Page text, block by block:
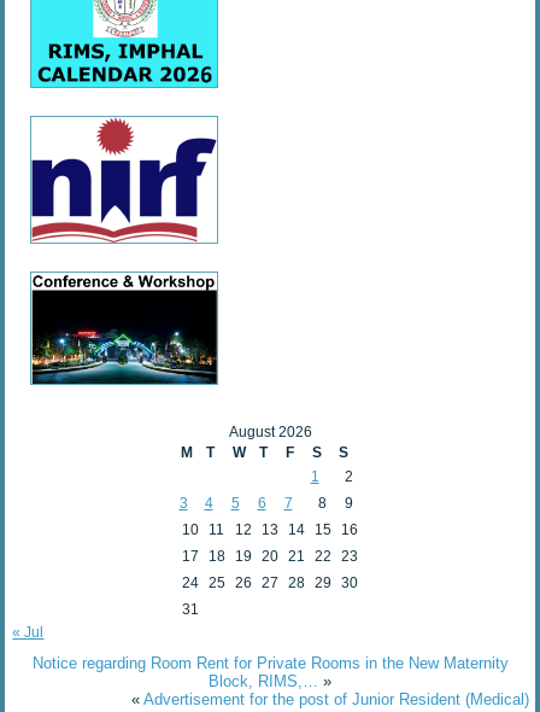
August 2026
M
T W T F S
S
1
2
3
4 5 6 7 8
9
10
11 12 13 14 15
16
17
18 19 20 21 22
23
24 25 26 27 28 29
30
31
« Jul
Notice regarding Room Rent for Private Rooms in the New Maternity
Block, RIMS,…
»
« Advertisement for the post of Junior Resident (Medical)